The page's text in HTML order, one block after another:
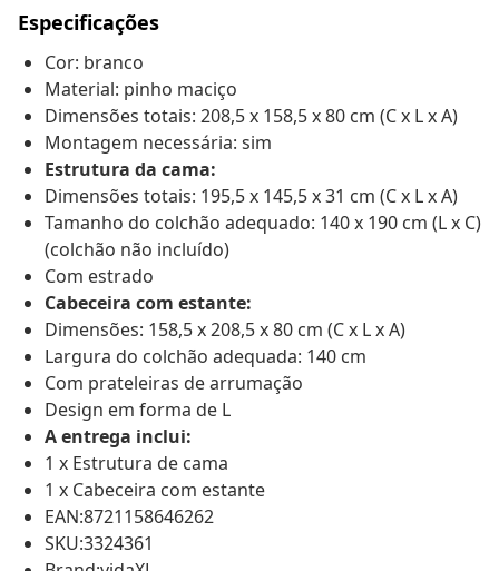
Especificações
Cor: branco
Material: pinho maciço
Dimensões totais: 208,5 x 158,5 x 80 cm (C x L x A)
Montagem necessária: sim
Estrutura da cama:
Dimensões totais: 195,5 x 145,5 x 31 cm (C x L x A)
Tamanho do colchão adequado: 140 x 190 cm (L x C)
(colchão não incluído)
Com estrado
Cabeceira com estante:
Dimensões: 158,5 x 208,5 x 80 cm (C x L x A)
Largura do colchão adequada: 140 cm
Com prateleiras de arrumação
Design em forma de L
A entrega inclui:
1 x Estrutura de cama
1 x Cabeceira com estante
EAN:8721158646262
SKU:3324361